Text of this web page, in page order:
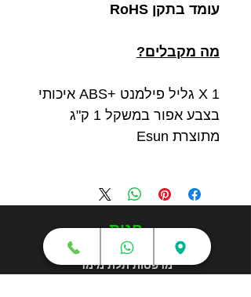
עומד בתקן RoHS
מה מקבלים?
1 X גליל פילמנט +ABS איכותי
בצבע אפור במשקל 1 ק"ג
מתוצרת Esun
חנות
מדפסות תלת מימד